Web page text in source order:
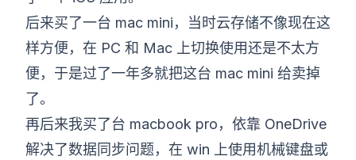
后来买了一台 mac mini，当时云存储不像现在这
样方便，在 PC 和 Mac 上切换使用还是不太方
便，于是过了一年多就把这台 mac mini 给卖掉
了。
再后来我买了台 macbook pro，依靠 OneDrive
解决了数据同步问题，在 win 上使用机械键盘或